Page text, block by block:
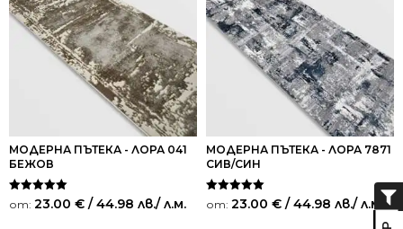
МОДЕРНА ПЪТЕКА - ЛОРА 041
БЕЖОВ
Оценено на
5.00
от: 23.00 € / 44.98 лв./ л.м.
МОДЕРНА ПЪТЕКА - ЛОРА 7871
СИВ/СИН
Оценено на
5.00
от: 23.00 € / 44.98 лв./ л.м.